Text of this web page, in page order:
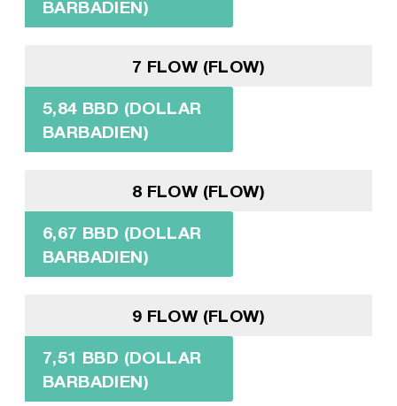
BARBADIEN)
7 FLOW (FLOW)
5,84 BBD (DOLLAR
BARBADIEN)
8 FLOW (FLOW)
6,67 BBD (DOLLAR
BARBADIEN)
9 FLOW (FLOW)
7,51 BBD (DOLLAR
BARBADIEN)